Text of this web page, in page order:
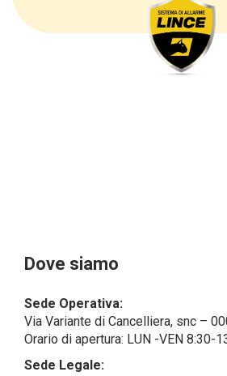
questi ultimi, cogliamo l’occasione
sottolineare che i dati delle persone
sempre qualificati come personali,
giuridiche sono in via generale
dal campo di applicazione del
Alcuni segmenti dell’attività
l’espletamento di alcune attività
società esterne che presentano le
dal GDPR, abilitandole e a compiere
operazioni determinate per conto di
Dove siamo
Sede Operativa:
Via Variante di Cancelliera, snc –
Orario di apertura: LUN -VEN 8:30-
Sede Legale: